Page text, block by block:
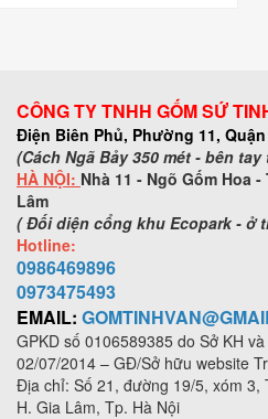
CÔNG TY TNHH GỐM SỨ
Điện Biên Phủ, Phường 11,
(Cách Ngã Bảy 350 mét - bên tay
HÀ NỘI: Nhà 11 - Ngõ Gốm Hoa
Lâm
( Đối diện cổng khu Ecopark - ở
Hotline:
0986469896
0973475493
EMAIL:
GPKD số 0106589385 do Sở KH
02/07/2014 – GĐ/Sở hữu website
Địa chỉ: Số 21, đường 19/5, xóm 3,
H. Gia Lâm, Tp. Hà Nội